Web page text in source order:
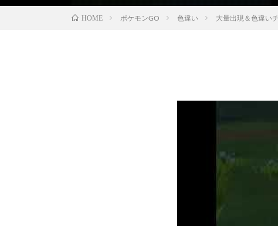
HOME ポケモンGO 色違い 大量出現＆色違い